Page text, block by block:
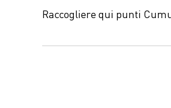
Raccogliere qui punti